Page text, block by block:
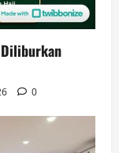
0